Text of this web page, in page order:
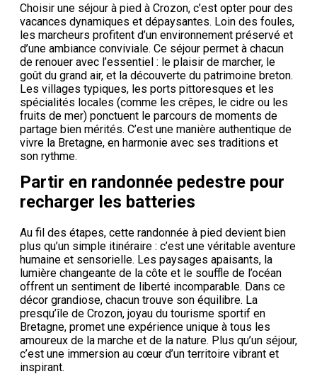
Choisir une séjour à pied à Crozon, c’est opter pour des
vacances dynamiques et dépaysantes. Loin des foules,
les marcheurs profitent d’un environnement préservé et
d’une ambiance conviviale. Ce séjour permet à chacun
de renouer avec l’essentiel : le plaisir de marcher, le
goût du grand air, et la découverte du patrimoine breton.
Les villages typiques, les ports pittoresques et les
spécialités locales (comme les crêpes, le cidre ou les
fruits de mer) ponctuent le parcours de moments de
partage bien mérités. C’est une manière authentique de
vivre la Bretagne, en harmonie avec ses traditions et
son rythme.
Partir en randonnée pedestre pour
recharger les batteries
Au fil des étapes, cette randonnée à pied devient bien
plus qu’un simple itinéraire : c’est une véritable aventure
humaine et sensorielle. Les paysages apaisants, la
lumière changeante de la côte et le souffle de l’océan
offrent un sentiment de liberté incomparable. Dans ce
décor grandiose, chacun trouve son équilibre. La
presqu’île de Crozon, joyau du tourisme sportif en
Bretagne, promet une expérience unique à tous les
amoureux de la marche et de la nature. Plus qu’un séjour,
c’est une immersion au cœur d’un territoire vibrant et
inspirant.